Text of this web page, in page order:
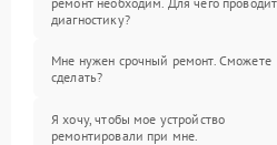
диагностику?
Мне нужен срочный ремонт. Сможете
сделать?
Я хочу, чтобы мое устройство
ремонтировали при мне.